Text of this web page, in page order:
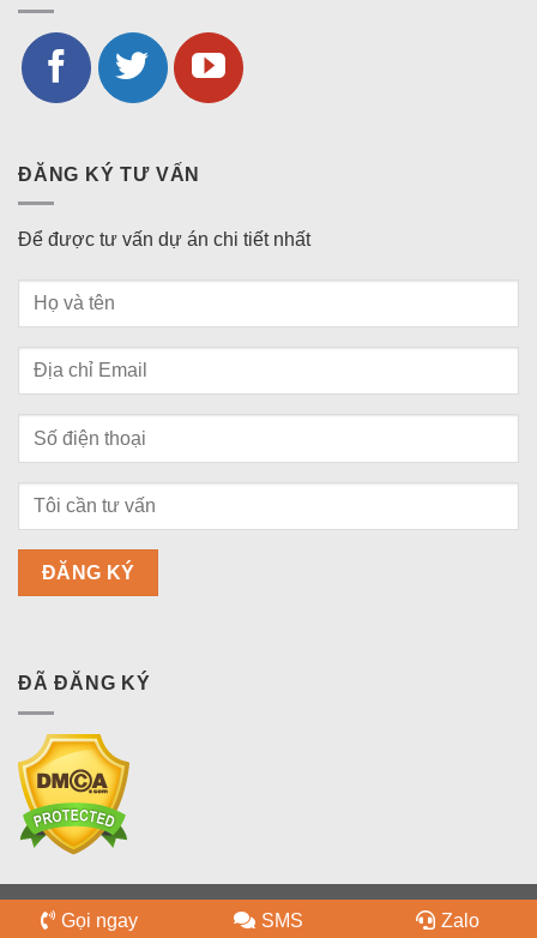
ĐĂNG KÝ TƯ VẤN
Để được tư vấn dự án chi tiết nhất
ĐÃ ĐĂNG KÝ
Copyright 2026 © bdsquan9.vn
Gọi ngay SMS Zalo